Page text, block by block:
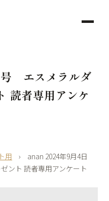
エスメラルダ
読者専用アンケ
用 ›
anan 2024年9月4日
ント 読者専用アンケート